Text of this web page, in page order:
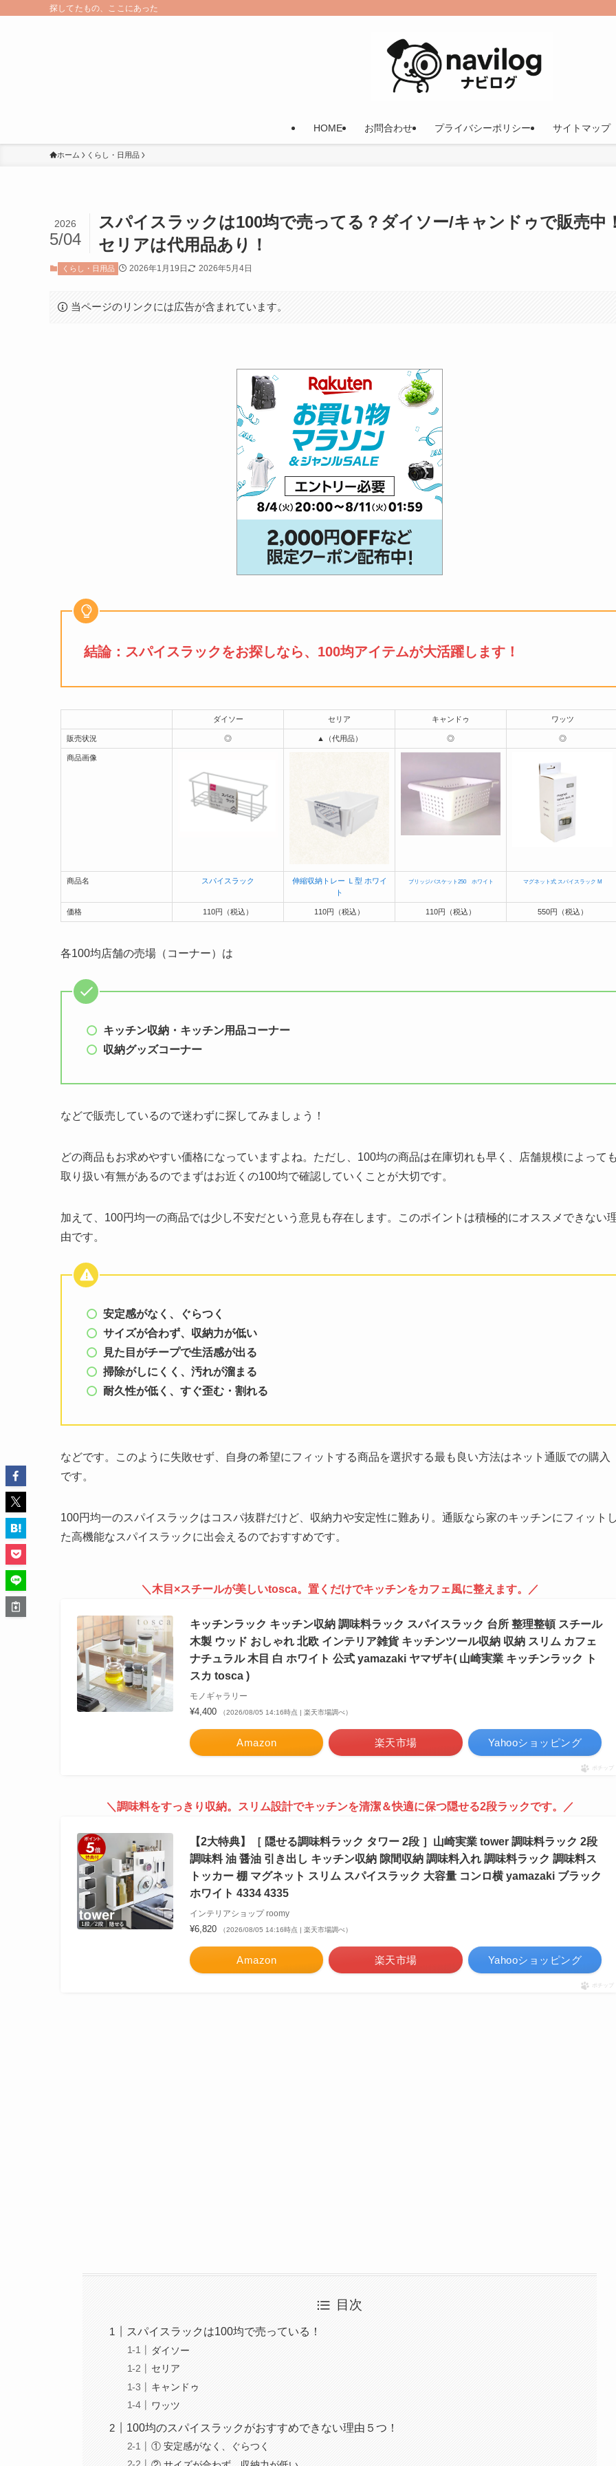
探してたもの、ここにあった
HOME お問合わせ プライバシーポリシー サイトマップ
ホーム くらし・日用品
スパイスラックは100均で売ってる？ダイソー/キャンドゥで販売中
セリアは代用品あり！
2026
5/04
くらし・日用品 2026年1月19日 2026年5月4日
当ページのリンクには広告が含まれています。
結論： スパイスラックをお探しなら、100均アイテムが大活躍します！
ダイソー セリア キャンドゥ ワッツ
販売状況 ◎ ▲（代用品） ◎ ◎
商品画像
商品名 スパイスラック
伸縮収納トレー Ｌ型 ホワイ
ト
ブリッジバスケット250 ホワイト マグネット式 スパイスラック M
価格 110円（税込） 110円（税込） 110円（税込） 550円（税込）
各100均店舗の売場（コーナー）は
キッチン収納・キッチン用品コーナー
収納グッズコーナー
などで販売しているので迷わずに探してみましょう！
どの商品もお求めやすい価格になっていますよね。ただし、100均の商品は在庫切れも早く、店舗規模によって
取り扱い有無があるのでまずはお近くの100均で確認していくことが大切です。
加えて、100円均一の商品では少し不安だという意見も存在します。このポイントは積極的にオススメできない
由です。
安定感がなく、ぐらつく
サイズが合わず、収納力が低い
見た目がチープで生活感が出る
掃除がしにくく、汚れが溜まる
耐久性が低く、すぐ歪む・割れる
などです。このように失敗せず、自身の希望にフィットする商品を選択する最も良い方法はネット通販での購入
です。
100円均一のスパイスラックはコスパ抜群だけど、収納力や安定性に難あり。通販なら家のキッチンにフィット
た高機能なスパイスラックに出会えるのでおすすめです。
＼木目×スチールが美しいtosca。置くだけでキッチンをカフェ風に整えます。／
キッチンラック キッチン収納 調味料ラック スパイスラック 台所 整理整頓 スチール
木製 ウッド おしゃれ 北欧 インテリア雑貨 キッチンツール収納 収納 スリム カフェ
ナチュラル 木目 白 ホワイト 公式 yamazaki ヤマザキ( 山崎実業 キッチンラック ト
スカ tosca )
モノギャラリー
¥4,400 （2026/08/05 14:16時点 | 楽天市場調べ）
Amazon 楽天市場 Yahooショッピング
ポチップ
＼調味料をすっきり収納。スリム設計でキッチンを清潔＆快適に保つ隠せる2段ラックです。／
【2大特典】［ 隠せる調味料ラック タワー 2段 ］山崎実業 tower 調味料ラック 2段
調味料 油 醤油 引き出し キッチン収納 隙間収納 調味料入れ 調味料ラック 調味料ス
トッカー 棚 マグネット スリム スパイスラック 大容量 コンロ横 yamazaki ブラック
ホワイト 4334 4335
インテリアショップ roomy
¥6,820 （2026/08/05 14:16時点 | 楽天市場調べ）
Amazon 楽天市場 Yahooショッピング
ポチップ
目次
スパイスラックは100均で売っている！
ダイソー
セリア
キャンドゥ
ワッツ
100均のスパイスラックがおすすめできない理由５つ！
① 安定感がなく、ぐらつく